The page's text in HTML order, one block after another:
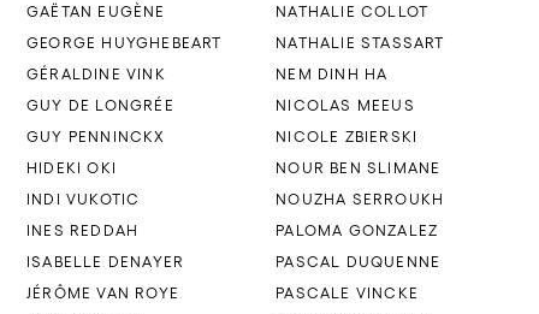
GAËTAN EUGÈNE
GEORGE HUYGHEBEART
GÉRALDINE VINK
GUY DE LONGRÉE
GUY PENNINCKX
HIDEKI OKI
INDI VUKOTIC
INES REDDAH
ISABELLE DENAYER
JÉRÔME VAN ROYE
NATHALIE COLLOT
NATHALIE STASSART
NEM DINH HA
NICOLAS MEEUS
NICOLE ZBIERSKI
NOUR BEN SLIMANE
NOUZHA SERROUKH
PALOMA GONZALEZ
PASCAL DUQUENNE
PASCALE VINCKE